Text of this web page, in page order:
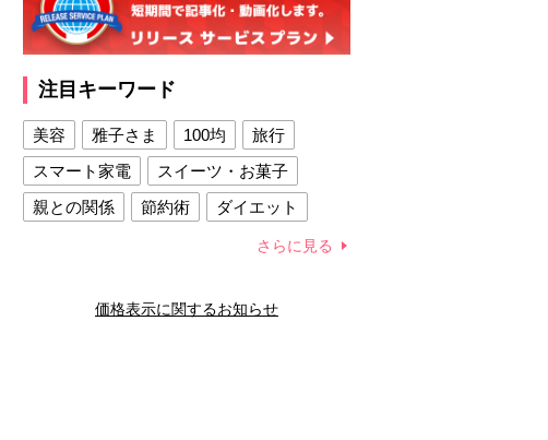
注目キーワード
美容 雅子さま 100均
旅行
スマート家電
スイーツ・お菓子
親との関係
節約術
ダイエット
夫との関係
新津春子 どか食い
さらに見る
価格表示に関するお知らせ